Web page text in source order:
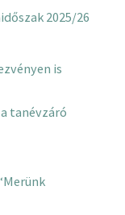
2025/26
is
tanévzáró